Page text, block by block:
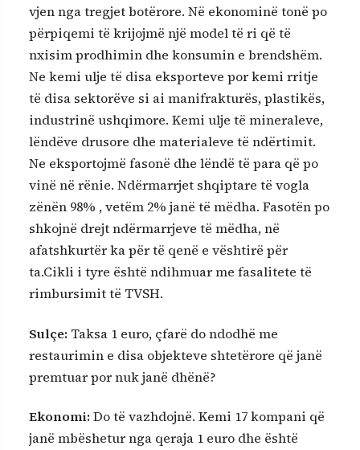
vjen nga tregjet botërore. Në ekonominë tonë po
përpiqemi të krijojmë një model të ri që të
nxisim prodhimin dhe konsumin e brendshëm.
Ne kemi ulje të disa eksporteve por kemi rritje
të disa sektorëve si ai manifrakturës, plastikës,
industrinë ushqimore. Kemi ulje të mineraleve,
lëndëve drusore dhe materialeve të ndërtimit.
Ne eksportojmë fasonë dhe lëndë të para që po
vinë në rënie. Ndërmarrjet shqiptare të vogla
zënën 98% , vetëm 2% janë të mëdha. Fasotën po
shkojnë drejt ndërmarrjeve të mëdha, në
afatshkurtër ka për të qenë e vështirë për
ta.Cikli i tyre është ndihmuar me fasalitete të
rimbursimit të TVSH.
Sulçe: Taksa 1 euro, çfarë do ndodhë me
restaurimin e disa objekteve shtetërore që janë
premtuar por nuk janë dhënë?
Ekonomi: Do të vazhdojnë. Kemi 17 kompani që
janë mbëshetur nga qeraja 1 euro dhe është